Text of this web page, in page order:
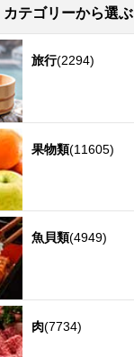
カテゴリーから選ぶ
旅行(2294)
果物類(11605)
魚貝類(4949)
肉(7734)